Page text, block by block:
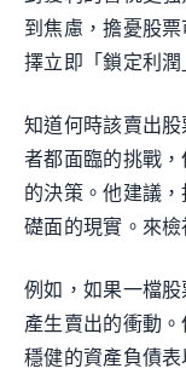
到焦慮，擔憂股
擇立即「鎖定利潤
知道何時該賣出
者都面臨的挑戰
的決策。他建議
礎面的現實。來
例如，如果一檔
產生賣出的衝動
穩健的資產負債